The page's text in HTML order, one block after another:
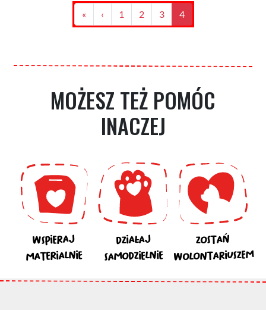
Stronicowanie
Pierwsza
strona
«
Poprzednia
strona
‹ Strona
1 Strona
2 Strona
3
Bieżąca
strona
4
MOŻESZ TEŻ POMÓC
INACZEJ
WSPIERAJ
MATERIALNIE
DZIAŁAJ
SAMODZIELNIE
ZOSTAŃ
WOLONTARIUSZEM